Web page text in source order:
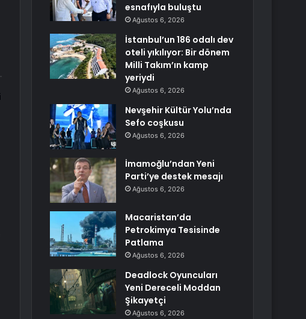
esnafıyla buluştu
Ağustos 6, 2026
İstanbul’un 186 odalı dev
oteli yıkılıyor: Bir dönem
Milli Takım’ın kamp
yeriydi
Ağustos 6, 2026
Nevşehir Kültür Yolu’nda
Sefo coşkusu
Ağustos 6, 2026
İmamoğlu’ndan Yeni
Parti’ye destek mesajı
Ağustos 6, 2026
Macaristan’da
Petrokimya Tesisinde
Patlama
Ağustos 6, 2026
Deadlock Oyuncuları
Yeni Dereceli Moddan
Şikayetçi
Ağustos 6, 2026